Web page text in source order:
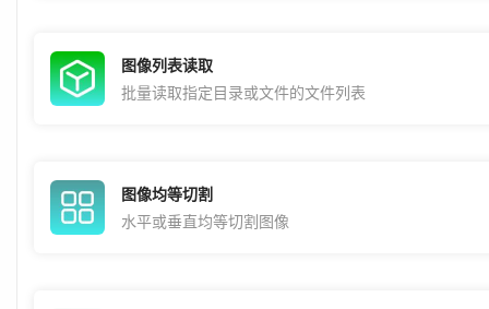
图像列表读取
批量读取指定目录或文件的文件列表
图像均等切割
水平或垂直均等切割图像